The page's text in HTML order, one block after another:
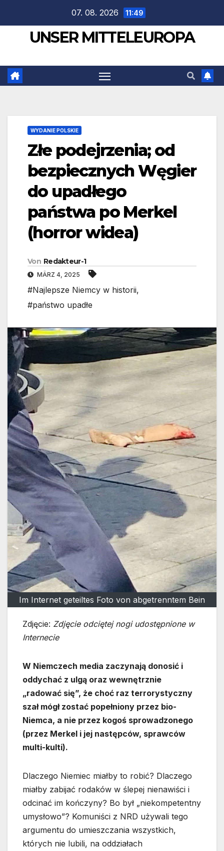
springen
07. 08. 2026 11:49
UNSER MITTELEUROPA
WYDANIE POLSKIE
Złe podejrzenia; od
bezpiecznych Węgier
do upadłego
państwa po Merkel
(horror widea)
Von Redakteur-1
MÄRZ 4, 2025
#Najlepsze Niemcy w historii,
#państwo upadłe
Im Internet geteiltes Foto von abgetrenntem Bein
Zdjęcie: Zdjęcie odciętej nogi udostępnione w
Internecie
W Niemczech media zaczynają donosić i
oddychać z ulgą oraz wewnętrznie
„radować się”, że choć raz terrorystyczny
szał mógł zostać popełniony przez bio-
Niemca, a nie przez kogoś sprowadzonego
(przez Merkel i jej następców, sprawców
multi-kulti).
Dlaczego Niemiec miałby to robić? Dlaczego
miałby zabijać rodaków w ślepej nienawiści i
odcinać im kończyny? Bo był „niekompetentny
umysłowo”? Komuniści z NRD używali tego
argumentu do umieszczania wszystkich,
których nie lubili, na oddziałach